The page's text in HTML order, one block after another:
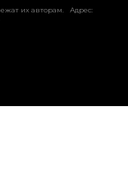
их авторам. Адрес: